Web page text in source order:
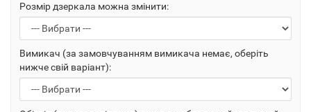
Розмір дзеркала можна змінити:
Вимикач (за замовчуванням вимикача немає, оберіть
нижче свій варіант):